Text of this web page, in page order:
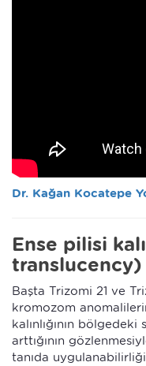
Dr. Kağan Kocatepe
Ense pilisi
translucency)
Başta Trizomi 21 ve
kromozom
kalınlığının
arttığının
tanıda